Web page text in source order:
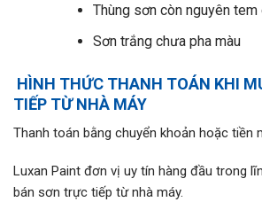
Thùng sơn còn nguyên tem
Sơn trắng chưa pha màu
HÌNH THỨC THANH TOÁN KHI
TIẾP TỪ NHÀ MÁY
Thanh toán bằng chuyển khoản hoặc tiền
Luxan Paint đơn vị uy tín hàng đầu trong
bán sơn trực tiếp từ nhà máy.